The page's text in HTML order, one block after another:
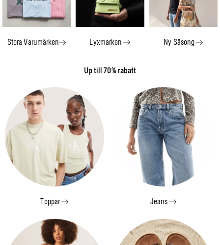
Stora Varumärken Lyxmarken Ny Säsong
Up till 70% rabatt
Toppar Jeans